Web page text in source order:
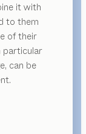
it with
to them
of their
particular
can be